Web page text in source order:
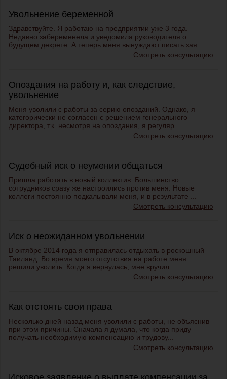
Увольнение беременной
Здравствуйте. Я работаю на предприятии уже 3 года.
Недавно забеременела и уведомила руководителя о
будущем декрете. А теперь меня вынуждают писать зая...
Смотреть консультацию
Опоздания на работу и, как следствие,
увольнение
Меня уволили с работы за серию опозданий. Однако, я
категорически не согласен с решением генерального
директора, т.к. несмотря на опоздания, я регуляр...
Смотреть консультацию
Судебный иск о неумении общаться
Пришла работать в новый коллектив. Большинство
сотрудников сразу же настроились против меня. Новые
коллеги постоянно подкалывали меня, и в результате ...
Смотреть консультацию
Иск о неожиданном увольнении
В октябре 2014 года я отправилась отдыхать в роскошный
Таиланд. Во время моего отсутствия на работе меня
решили уволить. Когда я вернулась, мне вручил...
Смотреть консультацию
Как отстоять свои права
Несколько дней назад меня уволили с работы, не объяснив
при этом причины. Сначала я думала, что когда приду
получать необходимую компенсацию и трудову...
Смотреть консультацию